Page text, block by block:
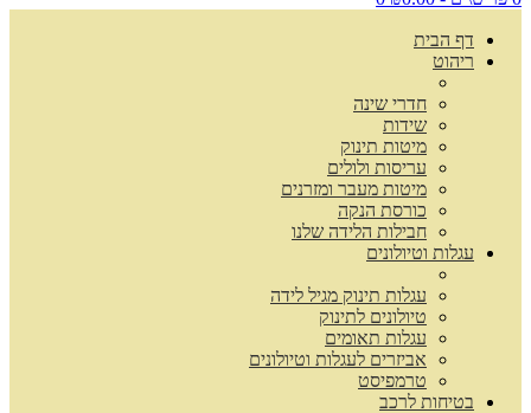
דף הבית
ריהוט
חדרי שינה
שידות
מיטות תינוק
עריסות ולולים
מיטות מעבר ומזרנים
כורסת הנקה
חבילות הלידה שלנו
עגלות וטיולונים
עגלות תינוק מגיל לידה
טיולונים לתינוק
עגלות תאומים
אביזרים לעגלות וטיולונים
טרמפיסט
בטיחות לרכב